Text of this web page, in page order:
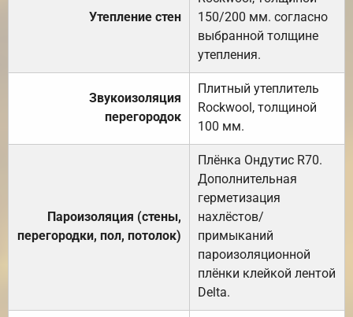
Утепление стен
150/200 мм. согласно
выбранной толщине
утепления.
Звукоизоляция
перегородок
Плитный утеплитель
Rockwool, толщиной
100 мм.
Пароизоляция (стены,
перегородки, пол, потолок)
Плёнка Ондутис R70.
Дополнительная
герметизация
нахлёстов/
примыканий
пароизоляционной
плёнки клейкой лентой
Delta.